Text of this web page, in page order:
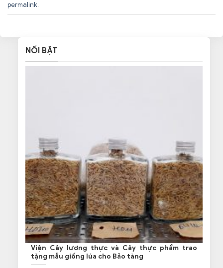
permalink.
NỔI BẬT
Viện Cây lương thực và Cây thực phẩm trao
tặng mẫu giống lúa cho Bảo tàng